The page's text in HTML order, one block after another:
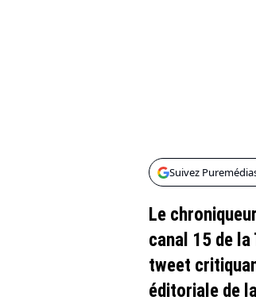
Suivez
Le
canal 15 de
tweet
éditoriale de